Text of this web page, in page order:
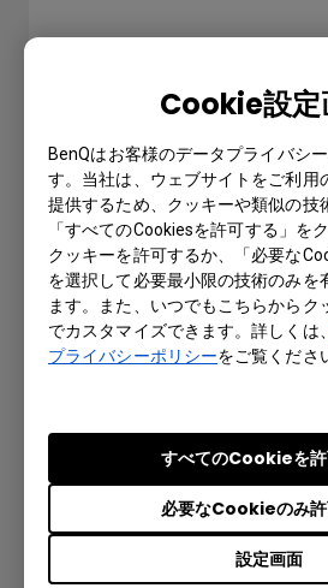
Cookie設定
BenQはお客様のデータプライバシ
す。当社は、ウェブサイトをご利用
提供するため、クッキーや類似の技
「すべてのCookiesを許可する」を
クッキーを許可するか、「必要な
を選択して必要最小限の技術のみを
ます。また、いつでもこちらからク
でカスタマイズできます。詳しくは、
プライバシーポリシーをご覧くださ
設定画面
必要なCookieのみ
すべてのCookieを許
X-Sign Broadcastで新し
登録するにはどうすれば